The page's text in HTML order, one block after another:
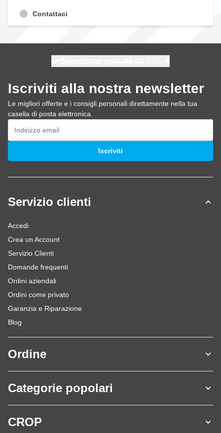
Contattaci
Iscriviti alla nostra newsletter
Le migliori offerte e i consigli personali direttamente nella tua
casella di posta elettronica.
Indirizzo email
Iscriviti
Servizio clienti
Accedi
Crea un Account
Servizio Clienti
Domande frequenti
Ordini aziendali
Ordini come privato
Garanzia e Riparazione
Blog
Ordine
Categorie popolari
CROP